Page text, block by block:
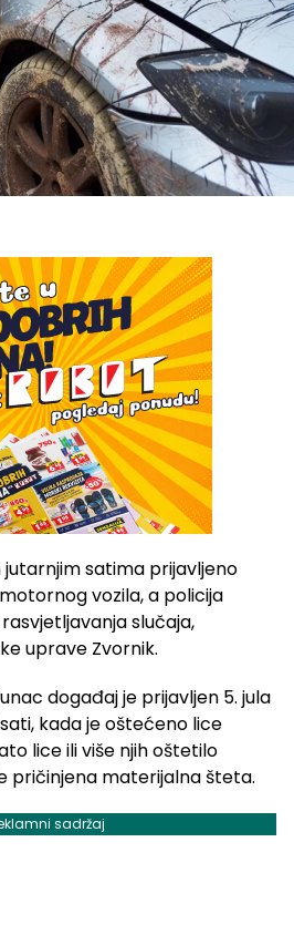
jutarnjim satima prijavljeno
vozila, a policija
slučaja,
uprave Zvornik.
događaj je prijavljen 5. jula
kada je oštećeno lice
lice ili više njih oštetilo
pričinjena materijalna šteta.
sadržaj